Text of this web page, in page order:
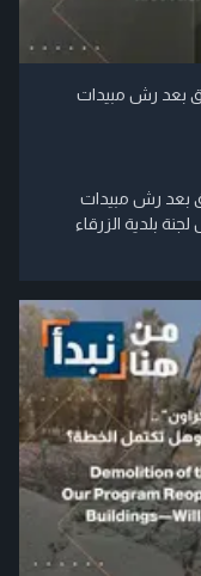
بعد رش مبيدات
بعد رش مبيدات
بلدية الزرقاء